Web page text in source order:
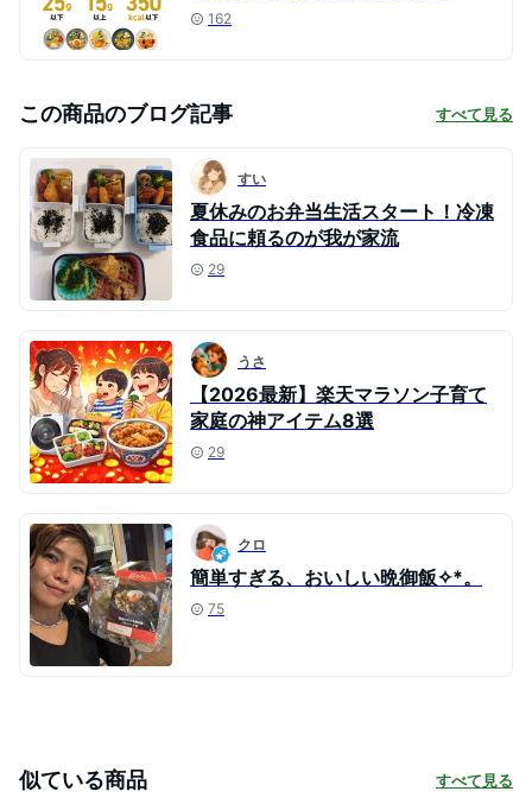
162
この商品のブログ記事 すべて見る
すい
夏休みのお弁当生活スタート！冷凍
食品に頼るのが我が家流
29
うさ
【2026最新】楽天マラソン子育て
家庭の神アイテム8選
29
クロ
簡単すぎる、おいしい晩御飯✧*。
75
似ている商品 すべて見る